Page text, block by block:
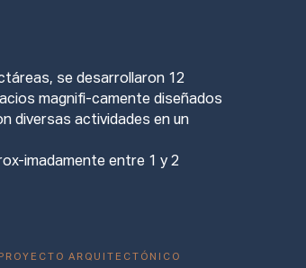
se desarrollaron 12
magnifi-camente diseñados
diversas actividades en un
imadamente entre 1 y 2
PROYECTO ARQUITECTÓNICO